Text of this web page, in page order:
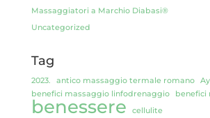
Massaggiatori a Marchio Diabasi®
Uncategorized
Tag
2023. antico massaggio termale romano
benefici massaggio linfodrenaggio
benefici
benessere
cellulite